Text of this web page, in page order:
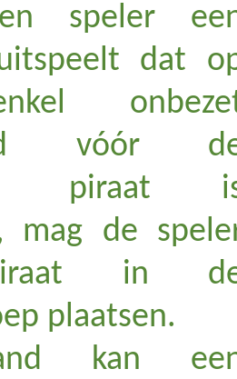
speler
dat
vóór
piraat
mag de
in
plaatsen.
kan